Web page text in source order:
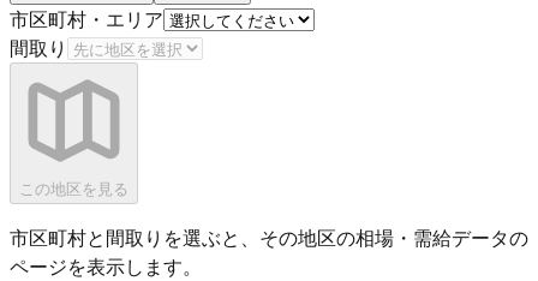
市区町村・エリア
間取り
この地区を見る
市区町村と間取りを選ぶと、その地区の相場・需給データの
ページを表示します。